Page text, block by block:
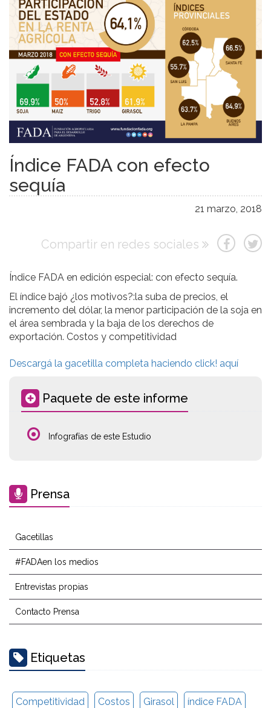
Índice FADA con efecto
sequía
21 marzo, 2018
Compartir en redes sociales
Índice FADA en edición especial: con efecto sequía.
El índice bajó ¿los motivos?:la suba de precios, el
incremento del dólar, la menor participación de la soja en
el área sembrada y la baja de los derechos de
exportación. Costos y competitividad
Descargá la gacetilla completa haciendo click! aquí
Paquete de este informe
Infografías de este Estudio
Prensa
Gacetillas
#FADAen los medios
Entrevistas propias
Contacto Prensa
Etiquetas
Competitividad Costos Girasol índice FADA